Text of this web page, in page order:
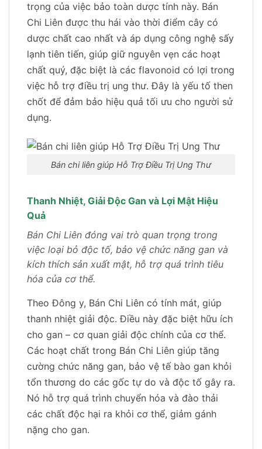
trọng của việc bảo toàn dược tính này. Bán
Chi Liên được thu hái vào thời điểm cây có
dược chất cao nhất và áp dụng công nghệ sấy
lạnh tiên tiến, giúp giữ nguyên vẹn các hoạt
chất quý, đặc biệt là các flavonoid có lợi trong
việc hỗ trợ điều trị ung thư. Đây là yếu tố then
chốt để đảm bảo hiệu quả tối ưu cho người sử
dụng.
Bán chi liên giúp Hỗ Trợ Điều Trị Ung Thư
Thanh Nhiệt, Giải Độc Gan và Lợi Mật Hiệu
Quả
Bán Chi Liên đóng vai trò quan trọng trong
việc loại bỏ độc tố, bảo vệ chức năng gan và
kích thích sản xuất mật, hỗ trợ quá trình tiêu
hóa của cơ thể.
Theo Đông y, Bán Chi Liên có tính mát, giúp
thanh nhiệt giải độc. Điều này đặc biệt hữu ích
cho gan – cơ quan giải độc chính của cơ thể.
Các hoạt chất trong Bán Chi Liên giúp tăng
cường chức năng gan, bảo vệ tế bào gan khỏi
tổn thương do các gốc tự do và độc tố gây ra.
Nó hỗ trợ quá trình chuyển hóa và đào thải
các chất độc hại ra khỏi cơ thể, giảm gánh
nặng cho gan.